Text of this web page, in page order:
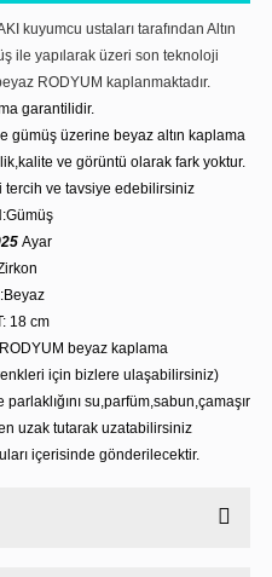
kuyumcu ustaları tarafından Altın
ile yapılarak üzeri son teknoloji
RODYUM kaplanmaktadır.
garantilidir.
gümüş üzerine beyaz altın kaplama
ve görüntü olarak fark yoktur.
tercih ve tavsiye edebilirsiniz
Ayar
18 cm
beyaz kaplama
için bizlere ulaşabilirsiniz)
su,parfüm,sabun,çamaşır
uzak tutarak uzatabilirsiniz
içerisinde gönderilecektir.